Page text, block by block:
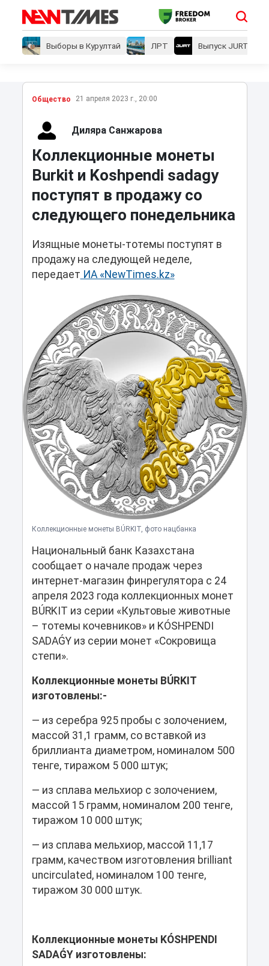
Выборы в Курултай ЛРТ Выпуск JURT
Общество 21 апреля 2023 г., 20:00
Диляра Санжарова
Коллекционные монеты
Burkit и Koshpendi sadagy
поступят в продажу со
следующего понедельника
Изящные монеты-тотемы поступят в
продажу на следующей неделе,
передает ИА «NewTimes.kz»
Коллекционные монеты BÚRKIT, фото нацбанка
Национальный банк Казахстана
сообщает о начале продаж через
интернет-магазин финрегулятора c 24
апреля 2023 года коллекционных монет
BÚRKIT из серии «Культовые животные
– тотемы кочевников» и KÓSHPENDI
SADAǴY из серии монет «Сокровища
степи».
Коллекционные монеты BÚRKIT
изготовлены:-
— из серебра 925 пробы с золочением,
массой 31,1 грамм, со вставкой из
бриллианта диаметром, номиналом 500
тенге, тиражом 5 000 штук;
— из сплава мельхиор с золочением,
массой 15 грамм, номиналом 200 тенге,
тиражом 10 000 штук;
— из сплава мельхиор, массой 11,17
грамм, качеством изготовления brilliant
uncirculated, номиналом 100 тенге,
тиражом 30 000 штук.
Коллекционные монеты KÓSHPENDI
SADAǴY изготовлены: